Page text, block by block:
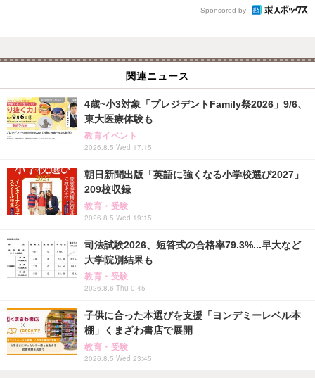
Sponsored by
関連ニュース
4歳~小3対象「プレジデントFamily祭2026」9/6、
東大医療体験も
教育イベント
2026.8.5 Wed 17:15
朝日新聞出版「英語に強くなる小学校選び2027」
209校収録
教育・受験
2026.8.5 Wed 19:15
司法試験2026、短答式の合格率79.3%...早大など
大学院別結果も
教育・受験
2026.8.6 Thu 0:45
子供に合った本選びを支援「ヨンデミーレベル本
棚」くまざわ書店で展開
教育・受験
2026.8.5 Wed 23:45